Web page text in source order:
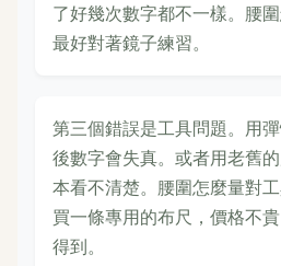
了好幾次數字都不一樣。腰
最好對著鏡子練習。
第三個錯誤是工具問題。用
後數字會失真。或者用老舊
本看不清楚。腰圍怎麼量對
買一條專用的布尺，價格不
得到。